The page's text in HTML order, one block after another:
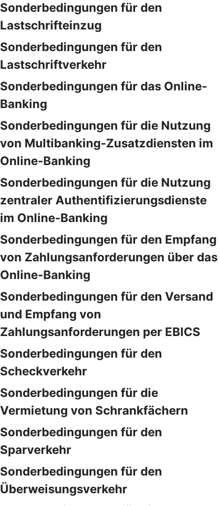
Sonderbedingungen für den
Lastschrifteinzug
Sonderbedingungen für den
Lastschriftverkehr
Sonderbedingungen für das Online-
Banking
Sonderbedingungen für die Nutzung
von Multibanking-Zusatzdiensten im
Online-Banking
Sonderbedingungen für die Nutzung
zentraler Authentifizierungsdienste
im Online-Banking
Sonderbedingungen für den Empfang
von Zahlungsanforderungen über das
Online-Banking
Sonderbedingungen für den Versand
und Empfang von
Zahlungsanforderungen per EBICS
Sonderbedingungen für den
Scheckverkehr
Sonderbedingungen für die
Vermietung von Schrankfächern
Sonderbedingungen für den
Sparverkehr
Sonderbedingungen für den
Überweisungsverkehr